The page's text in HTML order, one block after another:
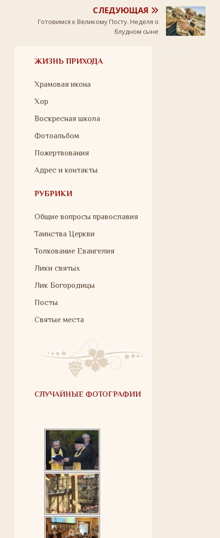
СЛЕДУЮЩАЯ
Готовимся к Великому Посту. Неделя о
блудном сыне
ЖИЗНЬ ПРИХОДА
Храмовая икона
Хор
Воскресная школа
Фотоальбом
Пожертвования
Адрес и контакты
РУБРИКИ
Общие вопросы православия
Таинства Церкви
Толкование Евангелия
Лики святых
Лик Богородицы
Посты
Святые места
СЛУЧАЙНЫЕ ФОТОГРАФИИ